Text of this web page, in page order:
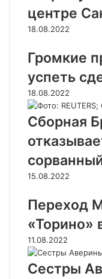
центре
18.08.2022
Громкие
успеть
18.08.2022
Сборная
15.08.2022
Переход
«Торино»
11.08.2022
Сестры